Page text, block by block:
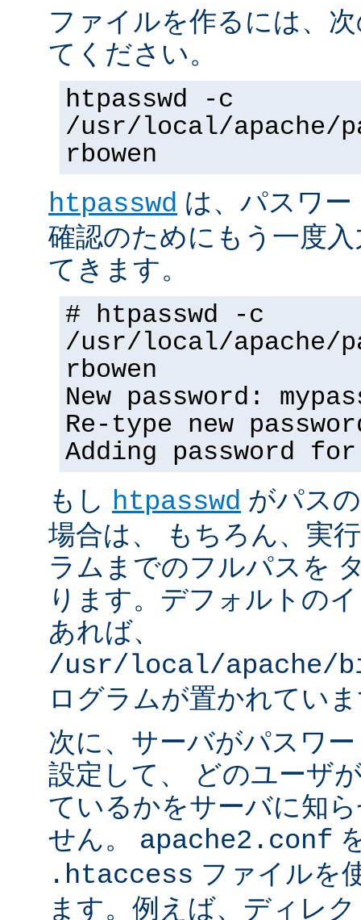
ファイルを作るには、
てください。
htpasswd -c
/usr/local/apache/
rbowen
htpasswd は、パスワ
確認のためにもう一度
てきます。
# htpasswd -c
/usr/local/apache/
rbowen
New password:
Re-type new
Adding password
もし htpasswd がパス
場合は、 もちろん、実
ラムまでのフルパスを
ります。デフォルトの
あれば、
/usr/local/apache/
ログラムが置かれてい
次に、サーバがパスワ
設定して、 どのユーザ
ているかをサーバに知
せん。 apache2.conf
.htaccess ファイルを
ます。例えば、ディレ